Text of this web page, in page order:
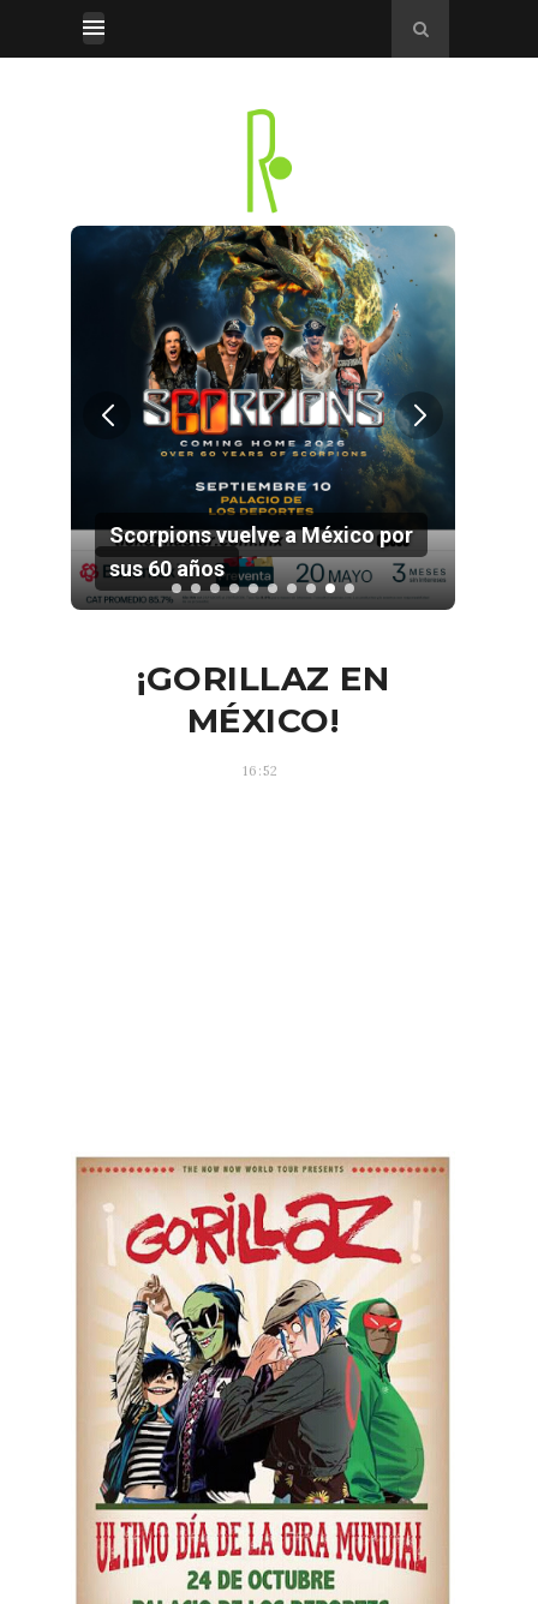
Electrify, la nueva cara del hard
rock mexicano
¡GORILLAZ EN
MÉXICO!
16:52